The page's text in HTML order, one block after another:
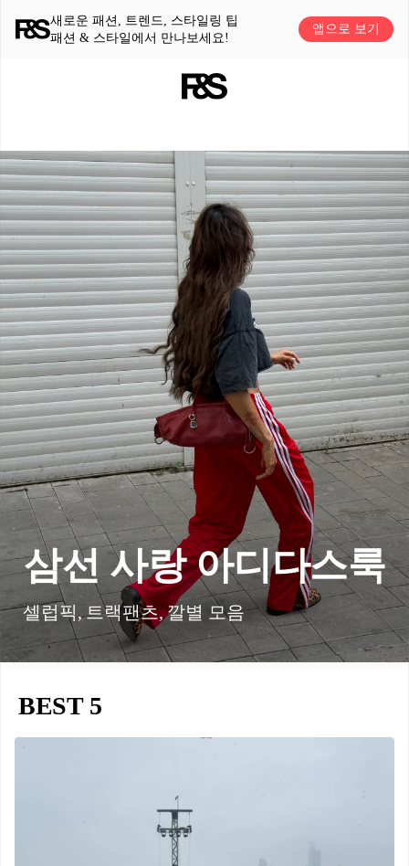
새로운 패션, 트렌드, 스타일링 팁
패션 & 스타일에서 만나보세요!
앱으로 보기
삼선 사랑 아디다스룩
셀럽픽, 트랙팬츠, 깔별 모음
BEST 5